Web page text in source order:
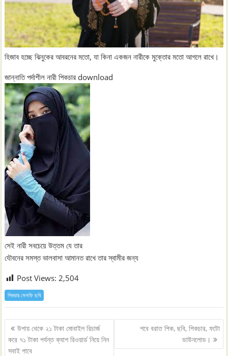
হিজাব হচ্ছে ঝিনুকের আবরনের মতো, যা কিনা একজন নারীকে মুক্তোর মতো আগলে রাখে।
জান্নাতি পর্দাশীল নারী পিকচার download
সেই নারী সবচেয়ে উত্তম যে তার
যৌবনের সমস্ত ভালবাসা আমানত রাখে তার স্বামীর জন্য
Post Views: 2,504
পিকচার সেলফি ছবি
Post
navigation
উপায় থেকে ২১ টাকা মোবাইল রিচার্জ
করে ৭১ টাকা পর্যন্ত ক্যাশ রিওয়ার্ড নিয়ে নিন
সবাই পাবে
শবে বরাত পিক, ছবি, পিকচার, ফটো
ডাউনলোড।